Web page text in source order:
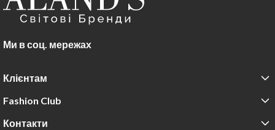
Ми в соц. мережах
Клієнтам
Fashion Club
Контакти